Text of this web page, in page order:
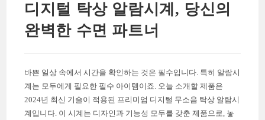
디지털 탁상 알람시계, 당신의
완벽한 수면 파트너
바쁜 일상 속에서 시간을 확인하는 것은 필수입니다. 특히 알람시
계는 모두에게 필요한 필수 아이템이죠. 오늘 소개할 제품은
2024년 최신 기술이 적용된 프리미엄 디지털 무소음 탁상 알람시
계입니다. 이 시계는 디자인과 기능성 모두를 갖춘 제품으로, 놓